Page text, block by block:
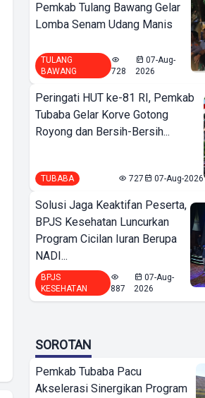
Pemkab Tulang Bawang Gelar
Lomba Senam Udang Manis
TULANG
BAWANG
728
07-Aug-
2026
Peringati HUT ke-81 RI, Pemkab
Tubaba Gelar Korve Gotong
Royong dan Bersih-Bersih...
TUBABA 727 07-Aug-2026
Solusi Jaga Keaktifan Peserta,
BPJS Kesehatan Luncurkan
Program Cicilan Iuran Berupa
NADI...
BPJS
KESEHATAN
887
07-Aug-
2026
SOROTAN
Pemkab Tubaba Pacu
Akselerasi Sinergikan Program